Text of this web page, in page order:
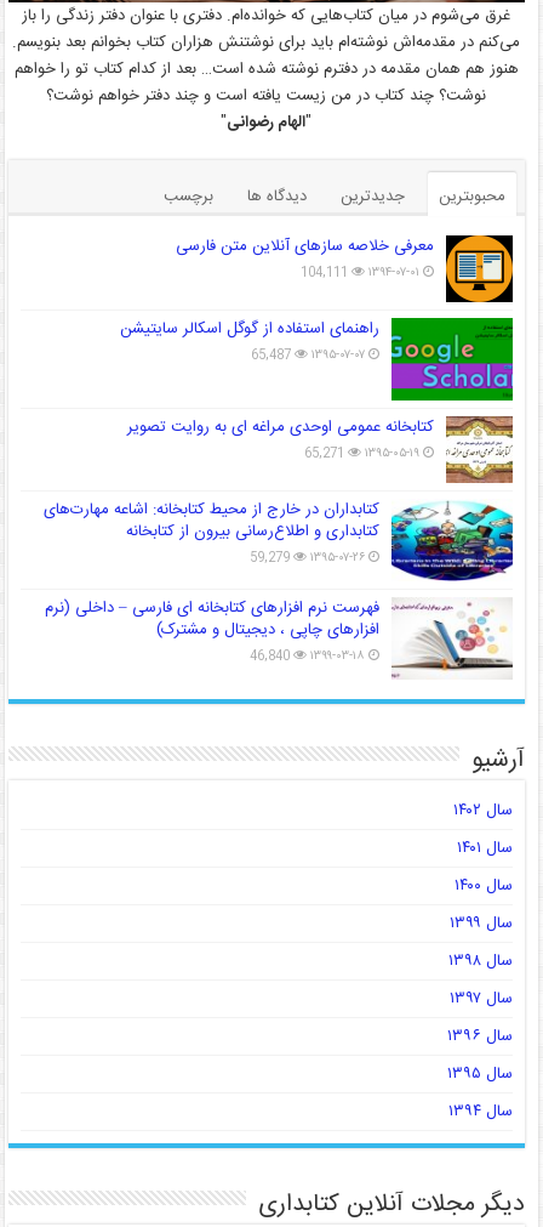
غرق می‌شوم در میان کتاب‌هایی که خوانده‌ام. دفتری با عنوان دفتر زندگی را باز
می‌کنم در مقدمه‌اش نوشته‌ام باید برای نوشتنش هزاران کتاب بخوانم بعد بنویسم.
هنوز هم همان مقدمه در دفترم نوشته شده است… بعد از کدام کتاب تو را خواهم
نوشت؟ چند کتاب در من زیست یافته است و چند دفتر خواهم نوشت؟
"الهام رضوانی"
محبوبترین جدیدترین دیدگاه ها
برچسب
معرفی خلاصه سازهای آنلاین متن فارسی
۱۳۹۴-۰۷-۰۱ 104,111
راهنمای استفاده از گوگل اسکالر سایتیشن
۱۳۹۵-۰۷-۰۷ 65,487
کتابخانه عمومی اوحدی مراغه ای به روایت تصویر
۱۳۹۵-۰۵-۱۹ 65,271
کتابداران در خارج از محیط کتابخانه: اشاعه مهارت‌های
کتابداری و اطلاع‌رسانی بیرون از کتابخانه
۱۳۹۵-۰۷-۲۶ 59,279
فهرست نرم افزارهای کتابخانه ای فارسی – داخلی (نرم
افزارهای چاپی ، دیجیتال و مشترک)
۱۳۹۹-۰۳-۱۸ 46,840
آرشیو
سال ۱۴۰۲
سال ۱۴۰۱
سال ۱۴۰۰
سال ۱۳۹۹
سال ۱۳۹۸
سال ۱۳۹۷
سال ۱۳۹۶
سال ۱۳۹۵
سال ۱۳۹۴
دیگر مجلات آنلاین کتابداری